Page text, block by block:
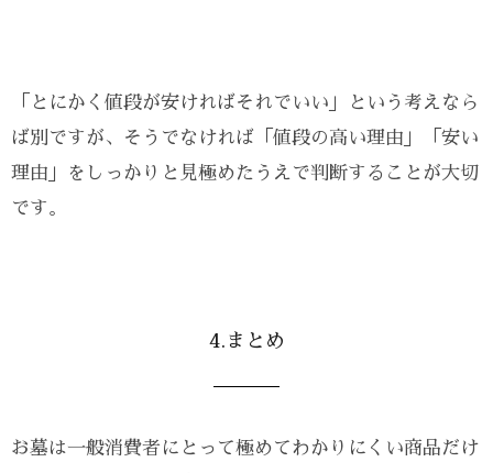
「とにかく値段が安ければそれでいい」という考えなら
ば別ですが、そうでなければ「値段の高い理由」「安い
理由」をしっかりと見極めたうえで判断することが大切
です。
4.まとめ
お墓は一般消費者にとって極めてわかりにくい商品だけ